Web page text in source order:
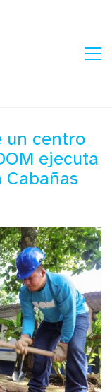
un centro
ejecuta
Cabañas